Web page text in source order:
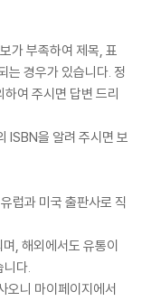
가 부족하여 제목, 표
는 경우가 있습니다. 정
여 주시면 답변 드리
ISBN을 알려 주시면 보
럽과 미국 출판사로 직
, 해외에서도 유통이
니다.
오니 마이페이지에서